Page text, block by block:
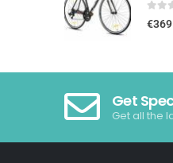
0out
€
Get
Get all the